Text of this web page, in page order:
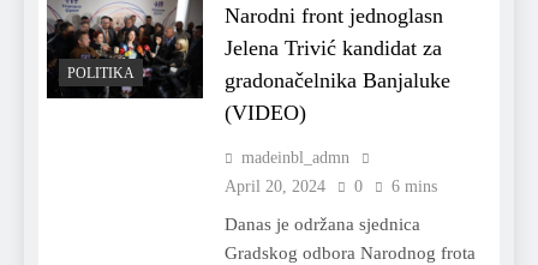
POLITIKA
Narodni front jednoglasn
Jelena Trivić kandidat za
gradonačelnika Banjaluke
(VIDEO)
madeinbl_admn
April 20, 2024
0 6 mins
Danas je održana sjednica
Gradskog odbora Narodnog frota